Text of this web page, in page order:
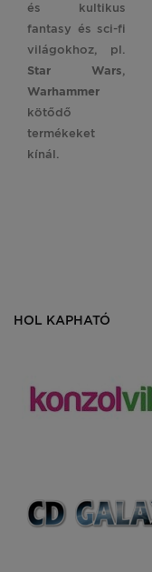
és kultikus
fantasy és sci-fi
világokhoz, pl.
Star
Wars,
Warhammer
kötődő
termékeket
kínál.
HOL KAPHATÓ